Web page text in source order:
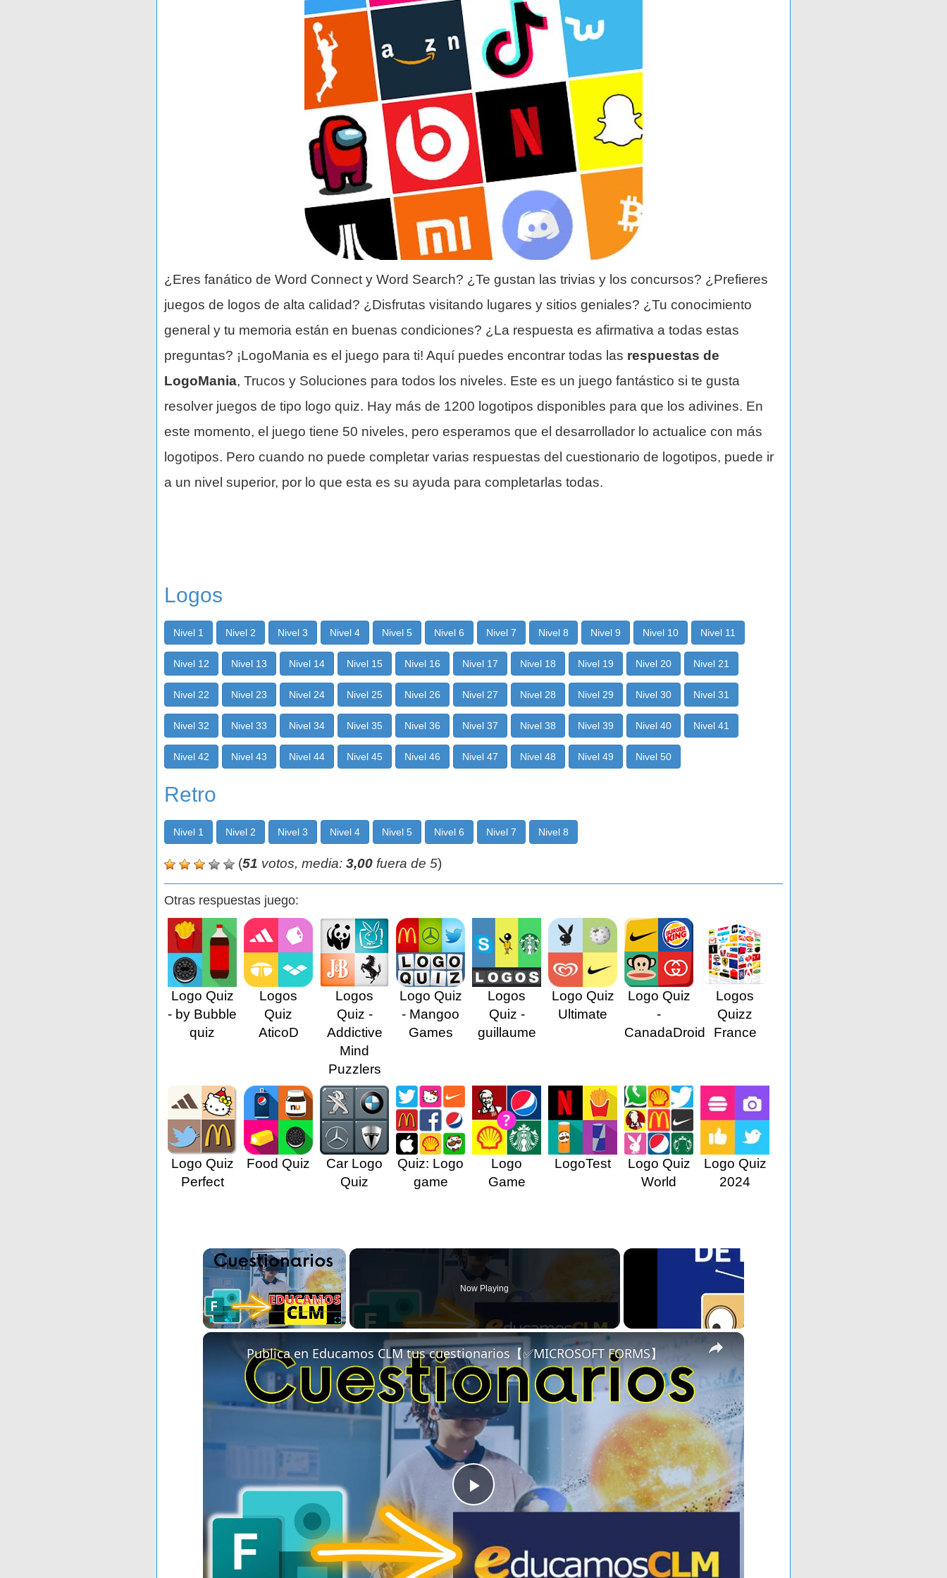
¿Eres fanático de Word Connect y Word Search? ¿Te gustan las trivias y los concursos? ¿Prefieres
juegos de logos de alta calidad? ¿Disfrutas visitando lugares y sitios geniales? ¿Tu conocimiento
general y tu memoria están en buenas condiciones? ¿La respuesta es afirmativa a todas estas
preguntas? ¡LogoMania es el juego para ti! Aquí puedes encontrar todas las respuestas de
LogoMania, Trucos y Soluciones para todos los niveles. Este es un juego fantástico si te gusta
resolver juegos de tipo logo quiz. Hay más de 1200 logotipos disponibles para que los adivines. En
este momento, el juego tiene 50 niveles, pero esperamos que el desarrollador lo actualice con más
logotipos. Pero cuando no puede completar varias respuestas del cuestionario de logotipos, puede ir
a un nivel superior, por lo que esta es su ayuda para completarlas todas.
Logos
Nivel 1 Nivel 2 Nivel 3 Nivel 4 Nivel 5 Nivel 6 Nivel 7 Nivel 8 Nivel 9 Nivel 10 Nivel 11
Nivel 12 Nivel 13 Nivel 14 Nivel 15 Nivel 16 Nivel 17 Nivel 18 Nivel 19 Nivel 20 Nivel 21
Nivel 22 Nivel 23 Nivel 24 Nivel 25 Nivel 26 Nivel 27 Nivel 28 Nivel 29 Nivel 30 Nivel 31
Nivel 32 Nivel 33 Nivel 34 Nivel 35 Nivel 36 Nivel 37 Nivel 38 Nivel 39 Nivel 40 Nivel 41
Nivel 42 Nivel 43 Nivel 44 Nivel 45 Nivel 46 Nivel 47 Nivel 48 Nivel 49 Nivel 50
Retro
Nivel 1 Nivel 2 Nivel 3 Nivel 4 Nivel 5 Nivel 6 Nivel 7 Nivel 8
(51 votos, media: 3,00 fuera de 5)
Otras respuestas juego:
Logo Quiz
- by Bubble
quiz
Logos
Quiz
AticoD
Logos
Quiz -
Addictive
Mind
Puzzlers
Logo Quiz
- Mangoo
Games
Logos
Quiz -
guillaume
Logo Quiz
Ultimate
Logo Quiz
-
CanadaDroid
Logos
Quizz
France
Logo Quiz
Perfect
Food Quiz
Car Logo
Quiz
Quiz: Logo
game
Logo
Game
LogoTest
Logo Quiz
World
Logo Quiz
2024
×
Now Playing
×
Play
Video
Publica en Educamos CLM tus cuestionarios【✅MICROSOFT FORMS】